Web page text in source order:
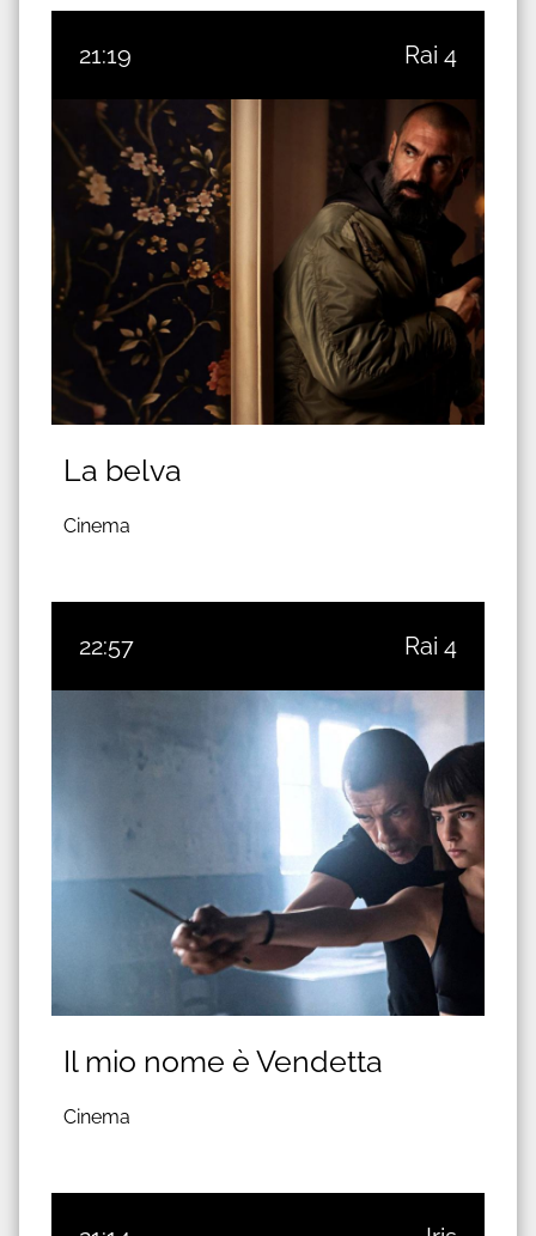
21:19 Rai 4
La belva
Cinema
22:57 Rai 4
Il mio nome è Vendetta
Cinema